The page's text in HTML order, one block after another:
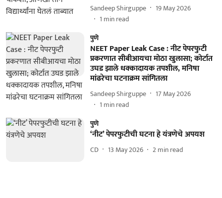
Sandeep Shirguppe
19 May 2026
1 min read
पुणे
NEET Paper Leak Case : नीट पेपरफुटी
प्रकरणात सीबीआयचा मोठा खुलासा; कोर्टात
उघड झाले धक्कादायक तपशील, मनिषा
मांढरेचा घटनाक्रम सांगितला
Sandeep Shirguppe
17 May 2026
1 min read
पुणे
‘नीट’ पेपरफुटीची घटना हे यंत्रणेचे अपयश
CD 13 May 2026 2min read